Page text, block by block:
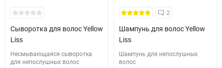
Сыворотка для волос Yellow
Liss
Несмывающаяся сыворотка
для непослушных волос
2
Шампунь для волос Yellow
Liss
Шампунь для непослушных
волос